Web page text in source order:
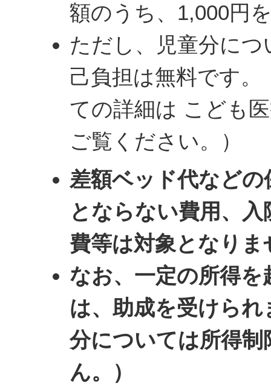
額のうち、1,000円
ただし、児童分に
己負担は無料です。
ての詳細は こども
ご覧ください。）
差額ベッド代などの
とならない費用、
費等は対象となりま
なお、一定の所得を
は、助成を受けら
分については所得制
ん。）